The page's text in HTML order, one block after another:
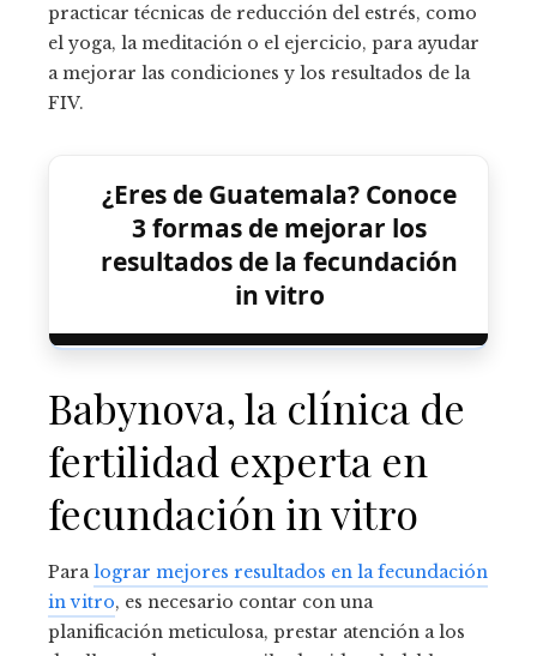
practicar técnicas de reducción del estrés, como
el yoga, la meditación o el ejercicio, para ayudar
a mejorar las condiciones y los resultados de la
FIV.
¿Eres de Guatemala? Conoce
3 formas de mejorar los
resultados de la fecundación
in vitro
Babynova, la clínica de
fertilidad experta en
fecundación in vitro
Paralograr mejores resultados en la fecundación
in vitro, es necesario contar con una
planificación meticulosa, prestar atención a los